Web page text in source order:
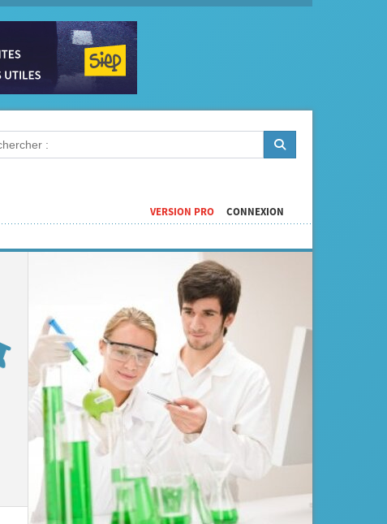
CONNEXION
VERSION PRO